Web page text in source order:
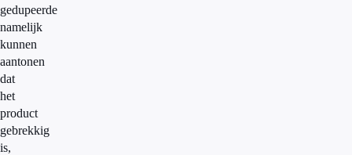
gedupeerde
namelijk
kunnen
aantonen
dat
het
product
gebrekkig
is,